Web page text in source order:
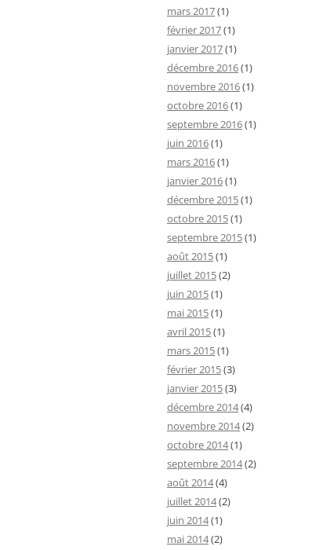
mars 2017(1)
février 2017(1)
janvier 2017(1)
décembre 2016(1)
novembre 2016(1)
octobre 2016(1)
septembre 2016(1)
juin 2016(1)
mars 2016(1)
janvier 2016(1)
décembre 2015(1)
octobre 2015(1)
septembre 2015(1)
août 2015(1)
juillet 2015(2)
juin 2015(1)
mai 2015(1)
avril 2015(1)
mars 2015(1)
février 2015(3)
janvier 2015(3)
décembre 2014(4)
novembre 2014(2)
octobre 2014(1)
septembre 2014(2)
août 2014(4)
juillet 2014(2)
juin 2014(1)
mai 2014(2)